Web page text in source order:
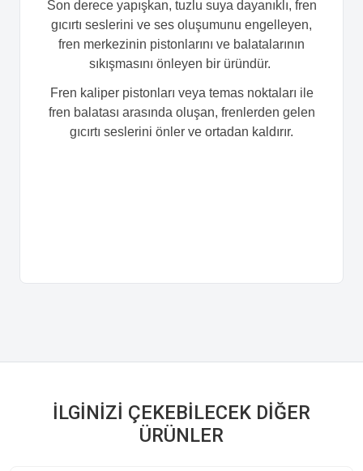
Son derece yapışkan, tuzlu suya dayanıklı, fren
gıcırtı seslerini ve ses oluşumunu engelleyen,
fren merkezinin pistonlarını ve balatalarının
sıkışmasını önleyen bir üründür.
Fren kaliper pistonları veya temas noktaları ile
fren balatası arasında oluşan, frenlerden gelen
gıcırtı seslerini önler ve ortadan kaldırır.
İLGINIZI ÇEKEBILECEK DIĞER
ÜRÜNLER